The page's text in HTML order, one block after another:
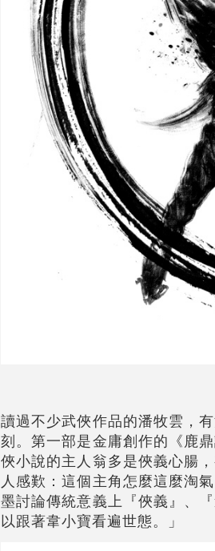
讀過不少武俠作品的潘牧雲，
刻。第一部是金庸創作的《鹿
俠小說的主人翁多是俠義心腸
人感歎：這個主角怎麼這麼淘
墨討論傳統意義上『俠義』、
以跟著韋小寶看遍世態。」